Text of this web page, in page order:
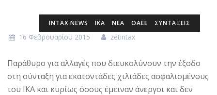
INTAX NEWS ΙΚΑ ΝΕΑ ΟΑΕΕ ΣΥΝΤΑΞΕΙΣ
16 Φεβρουαρίου 2015 zetintax
Παράθυρο για αλλαγές που διευκολύνουν την έξοδο
στη σύνταξη για εκατοντάδες χιλιάδες ασφαλισμένους
του ΙΚΑ και κυρίως όσους έμειναν άνεργοι και δεν